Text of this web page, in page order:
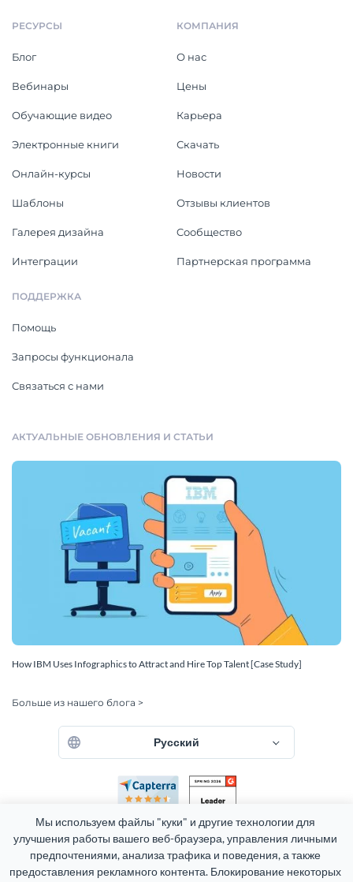
Мы используем файлы "куки" и другие технологии для
улучшения работы вашего веб-браузера, управления личными
предпочтениями, анализа трафика и поведения, а также
предоставления рекламного контента. Блокирование некоторых
РЕСУРСЫ
Блог
Вебинары
Обучающие видео
Электронные книги
Онлайн-курсы
Шаблоны
Галерея дизайна
Интеграции
КОМПАНИЯ
О нас
Цены
Карьера
Скачать
Новости
Отзывы клиентов
Cообщество
Партнерская программа
ПОДДЕРЖКА
Помощь
Запросы функционала
Связаться с нами
АКТУАЛЬНЫЕ ОБНОВЛЕНИЯ И СТАТЬИ
How IBM Uses Infographics to Attract and Hire Top Talent [Case Study]
Больше из нашего блога >
Русский